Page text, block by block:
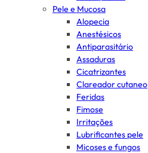
Pele e Mucosa
Alopecia
Anestésicos
Antiparasitário
Assaduras
Cicatrizantes
Clareador cutaneo
Feridas
Fimose
Irritações
Lubrificantes pele
Micoses e fungos